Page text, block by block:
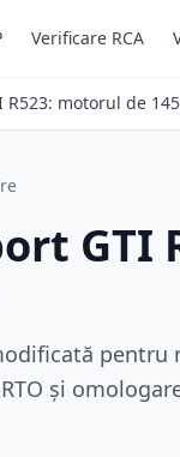
Verificare RCA
R523: motorul de
GTI
și